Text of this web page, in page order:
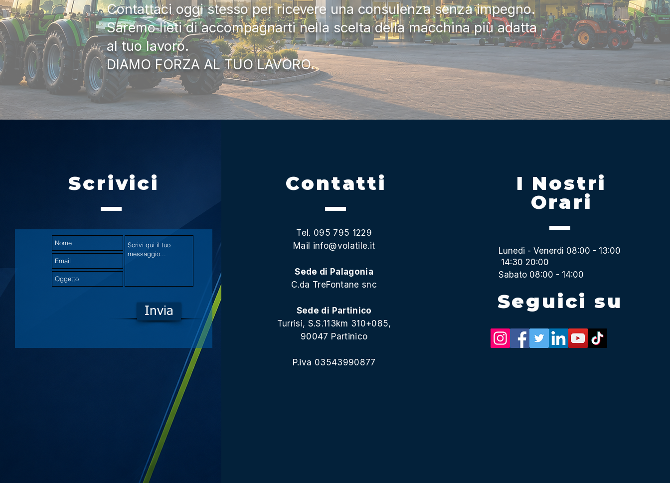
Contattaci oggi stesso per ricevere una consulenza senza impegno.
Saremo lieti di accompagnarti nella scelta della macchina più adatta
al tuo lavoro.
DIAMO FORZA AL TUO LAVORO.
Scrivici
Invia
Contatti
Tel. 095 795 1229
Mail info@volatile.it
Sede di Palagonia
C.da TreFontane snc
Sede di Partinico
Turrisi, S.S.113km 310+085,
90047 Partinico
P.iva 03543990877
I Nostri
Orari
Lunedi - Venerdì 08:00 - 13:00
14:30 20:00
Sabato 08:00 - 14:00
Seguici su